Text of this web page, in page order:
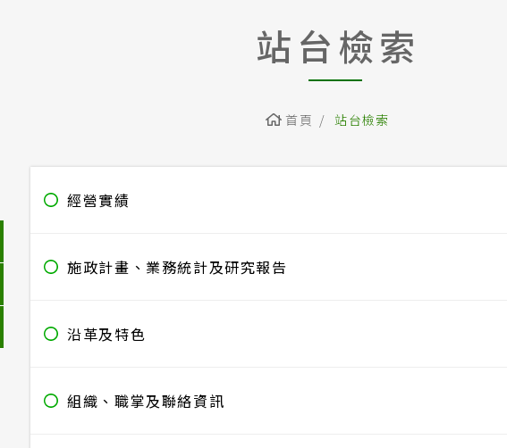
站台檢索
首頁 站台檢索
經營實績
施政計畫、業務統計及研究報告
沿革及特色
組織、職掌及聯絡資訊